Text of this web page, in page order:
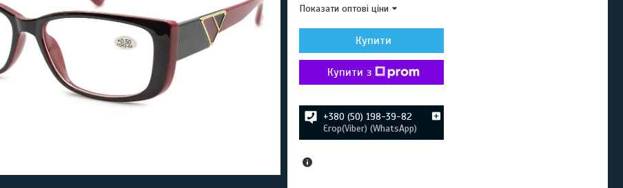
Показати оптові ціни
Купити
Купити з
+380 (50) 198-39-82
Єгор(Viber) (WhatsApp)